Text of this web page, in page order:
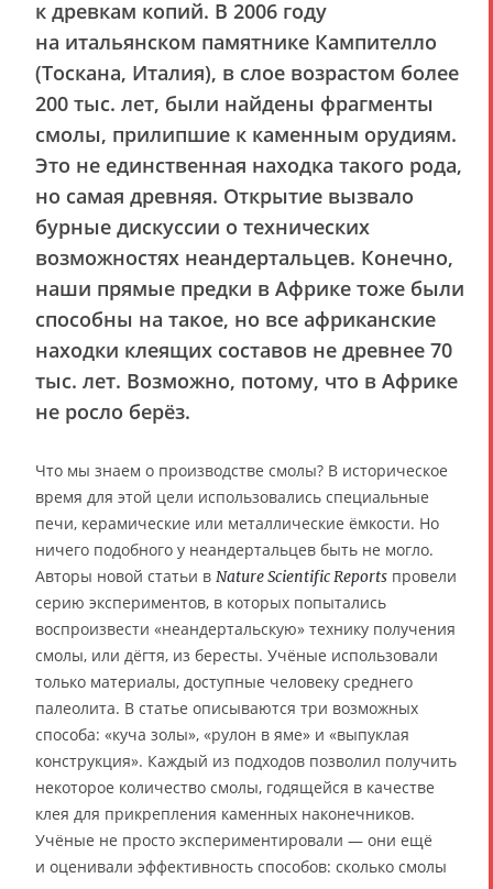
к древкам копий. В 2006 году
на итальянском памятнике Кампителло
(Тоскана, Италия), в слое возрастом более
200 тыс. лет, были найдены фрагменты
смолы, прилипшие к каменным орудиям.
Это не единственная находка такого рода,
но самая древняя. Открытие вызвало
бурные дискуссии о технических
возможностях неандертальцев. Конечно,
наши прямые предки в Африке тоже были
способны на такое, но все африканские
находки клеящих составов не древнее 70
тыс. лет. Возможно, потому, что в Африке
не росло берёз.
Что мы знаем о производстве смолы? В историческое
время для этой цели использовались специальные
печи, керамические или металлические ёмкости. Но
ничего подобного у неандертальцев быть не могло.
Авторы новой статьи в Nature Scientific Reports провели
серию экспериментов, в которых попытались
воспроизвести «неандертальскую» технику получения
смолы, или дёгтя, из бересты. Учёные использовали
только материалы, доступные человеку среднего
палеолита. В статье описываются три возможных
способа: «куча золы», «рулон в яме» и «выпуклая
конструкция». Каждый из подходов позволил получить
некоторое количество смолы, годящейся в качестве
клея для прикрепления каменных наконечников.
Учёные не просто экспериментировали — они ещё
и оценивали эффективность способов: сколько смолы